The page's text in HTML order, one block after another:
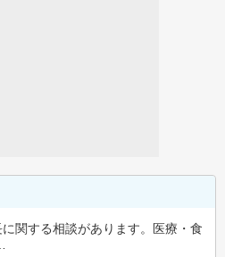
関する相談があります。医療・食